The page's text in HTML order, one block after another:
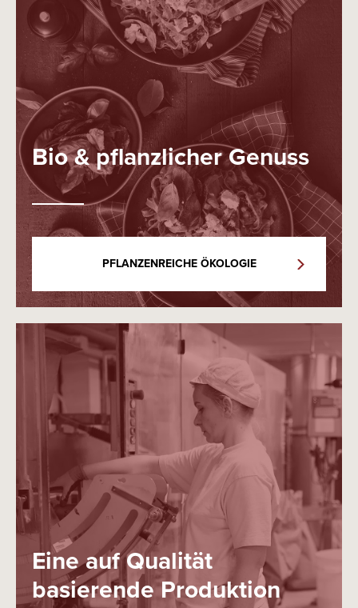
Bio & pflanzlicher Genuss
PFLANZENREICHE ÖKOLOGIE
Eine auf Qualität
basierende Produktion